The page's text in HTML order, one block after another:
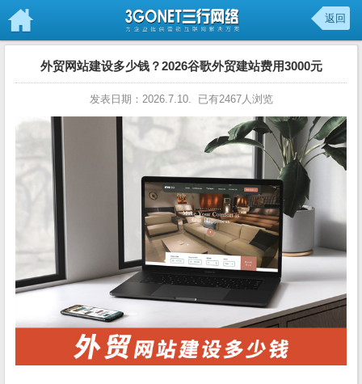
返回
外贸网站建设多少钱？2026谷歌外贸建站费用3000元
发表日期：2026.7.10. 已有2467人浏览